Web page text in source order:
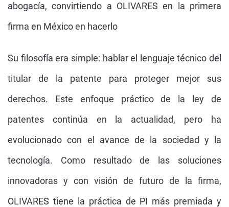
abogacía, convirtiendo a OLIVARES en la primera
firma en México en hacerlo
Su filosofía era simple: hablar el lenguaje técnico del
titular de la patente para proteger mejor sus
derechos. Este enfoque práctico de la ley de
patentes continúa en la actualidad, pero ha
evolucionado con el avance de la sociedad y la
tecnología. Como resultado de las soluciones
innovadoras y con visión de futuro de la firma,
OLIVARES tiene la práctica de PI más premiada y